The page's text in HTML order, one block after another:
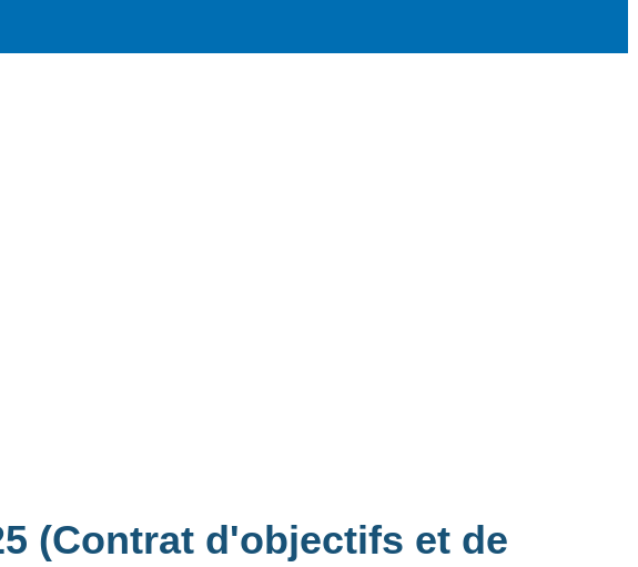
(Contrat d'objectifs et de